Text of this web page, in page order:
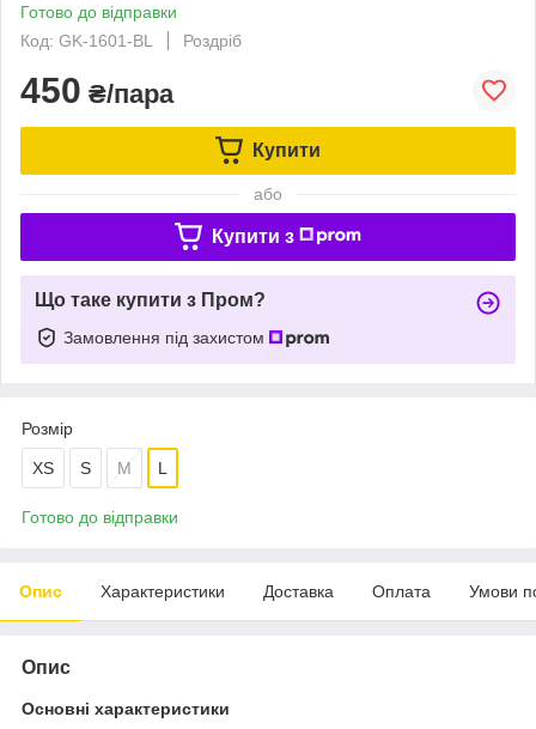
Готово до відправки
Код: GK-1601-BL
Роздріб
450 ₴/пара
Купити
або
Купити з
Що таке купити з Пром?
Замовлення під захистом
Розмір
XS S M L
Готово до відправки
Опис Характеристики Доставка Оплата Умови
Опис
Основні характеристики